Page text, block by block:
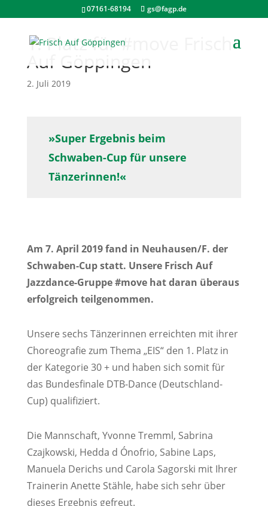
07161-68194 gs@fagp.de
1. Platz für #move Frisch
Auf Göppingen
2. Juli 2019
»Super Ergebnis beim
Schwaben-Cup für unsere
Tänzerinnen!«
Am 7. April 2019 fand in Neuhausen/F. der
Schwaben-Cup statt. Unsere Frisch Auf
Jazzdance-Gruppe #move hat daran überaus
erfolgreich teilgenommen.
Unsere sechs Tänzerinnen erreichten mit ihrer
Choreografie zum Thema „EIS“ den 1. Platz in
der Kategorie 30 + und haben sich somit für
das Bundesfinale DTB-Dance (Deutschland-
Cup) qualifiziert.
Die Mannschaft, Yvonne Tremml, Sabrina
Czajkowski, Hedda d Ónofrio, Sabine Laps,
Manuela Derichs und Carola Sagorski mit Ihrer
Trainerin Anette Stähle, habe sich sehr über
dieses Ergebnis gefreut.